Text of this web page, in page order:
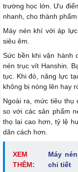
trường học lớn. Ưu
nhanh, cho thành
Máy nén khí với áp
siêu êm.
Sức bền khi vận hành
nén trục vít Hanshin.
tục. Khi đó, năng lực
không bị nóng lên hay
Ngoài ra, mức tiêu thụ
so với các sản phẩm
thọ lại cao hơn, tỷ lệ
dãn cách hơn.
XEM
THÊM:
Máy
chi tiết